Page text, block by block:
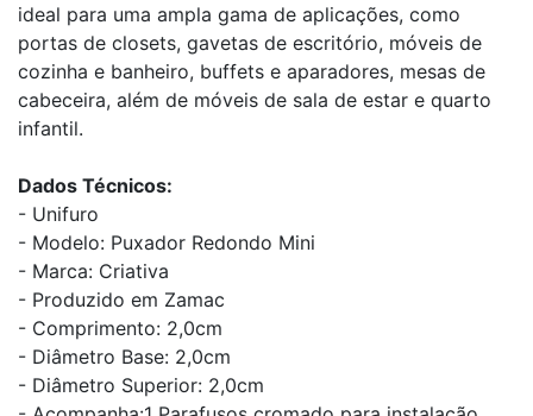
ideal para uma ampla gama de aplicações, como
portas de closets, gavetas de escritório, móveis de
cozinha e banheiro, buffets e aparadores, mesas de
cabeceira, além de móveis de sala de estar e quarto
infantil.
Dados Técnicos:
- Unifuro
- Modelo: Puxador Redondo Mini
- Marca: Criativa
- Produzido em Zamac
- Comprimento: 2,0cm
- Diâmetro Base: 2,0cm
- Diâmetro Superior: 2,0cm